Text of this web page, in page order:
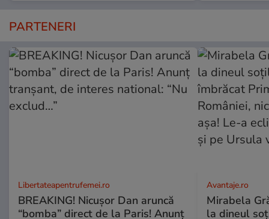
PARTENERI
Libertateapentrufemei.ro
BREAKING! Nicușor Dan aruncă
“bomba” direct de la Paris! Anunț
Avantaje.ro
Mirabela
la dineul